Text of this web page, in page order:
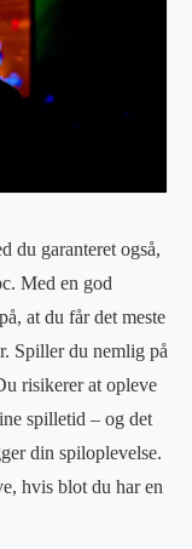
du garanteret også,
Med en god
at du får det meste
Spiller du nemlig på
risikerer at opleve
spilletid – og det
din spiloplevelse.
hvis blot du har en